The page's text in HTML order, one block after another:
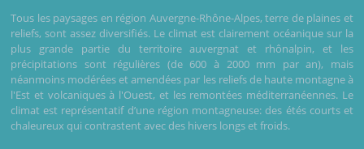
Tous les paysages en région Auvergne-Rhône-Alpes, terre de plaines et
reliefs, sont assez diversifiés. Le climat est clairement océanique sur la
plus grande partie du territoire auvergnat et rhônalpin, et les
précipitations sont régulières (de 600 à 2000 mm par an), mais
néanmoins modérées et amendées par les reliefs de haute montagne à
l'Est et volcaniques à l'Ouest, et les remontées méditerranéennes. Le
climat est représentatif d’une région montagneuse: des étés courts et
chaleureux qui contrastent avec des hivers longs et froids.